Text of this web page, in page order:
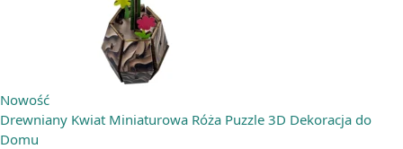
Nowość
Drewniany Kwiat Miniaturowa Róża Puzzle 3D Dekoracja do
Domu